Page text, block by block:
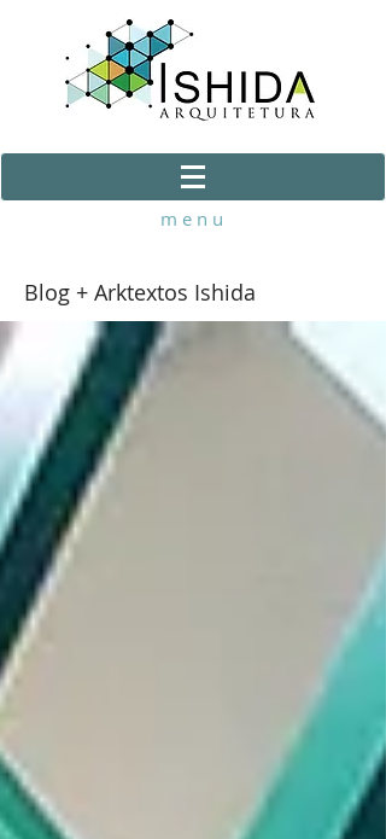
m e n u
Blog + Arktextos Ishida